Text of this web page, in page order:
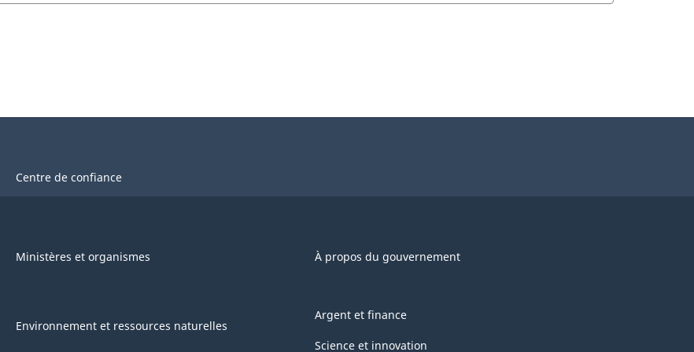
Centre de confiance
Ministères et organismes À propos du gouvernement
Environnement et ressources naturelles
Argent et finance
Science et innovation